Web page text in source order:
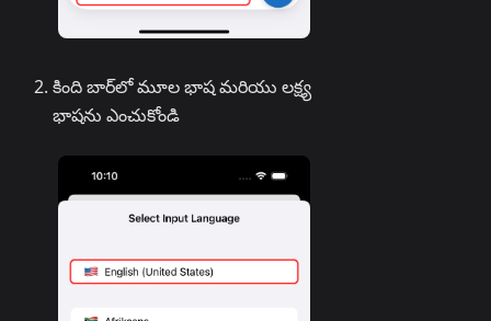
కింది బార్‌లో మూల భాష మరియు లక్ష్య
భాషను ఎంచుకోండి